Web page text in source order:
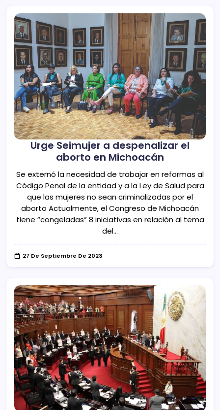
Urge Seimujer a despenalizar el
aborto en Michoacán
Se externó la necesidad de trabajar en reformas al
Código Penal de la entidad y a la Ley de Salud para
que las mujeres no sean criminalizadas por el
aborto Actualmente, el Congreso de Michoacán
tiene “congeladas” 8 iniciativas en relación al tema
del…
27 De Septiembre De 2023